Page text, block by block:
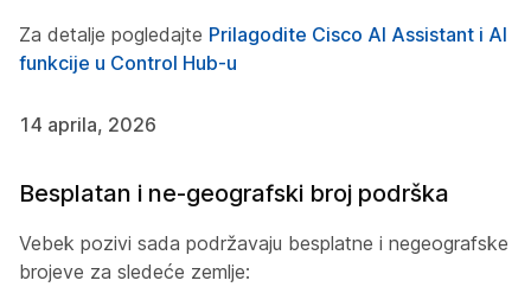
Za detalje pogledajte Prilagodite Cisco AI Assistant i AI
funkcije u Control Hub-u
14 aprila, 2026
Besplatan i ne-geografski broj podrška
Vebek pozivi sada podržavaju besplatne i negeografske
brojeve za sledeće zemlje: